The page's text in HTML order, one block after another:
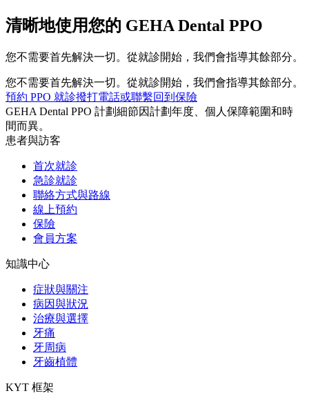
清晰地使用您的 GEHA Dental PPO
您不需要首先解決一切。從就診開始，我們會指導其餘部分。
您不需要首先解決一切。從就診開始，我們會指導其餘部分。
預約 PPO 就診撥打電話或聯繫回到保險
GEHA Dental PPO 計劃細節因計劃年度、個人保障範圍和時
間而異。
患者與訪客
首次就診
急診就診
聯絡方式與路線
線上預約
保險
會員方案
知識中心
症狀與關注
病因與狀況
治療與選擇
牙痛
牙周病
牙齒植體
KYT 框架